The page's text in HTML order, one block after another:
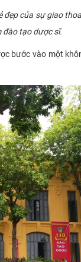
của sự giao
đào tạo dược sĩ.
vào một